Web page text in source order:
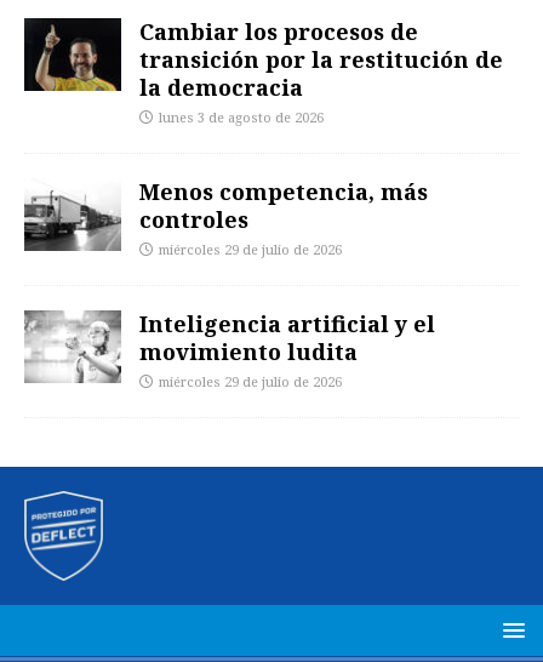
Cambiar los procesos de
transición por la restitución de
la democracia
lunes 3 de agosto de 2026
Menos competencia, más
controles
miércoles 29 de julio de 2026
Inteligencia artificial y el
movimiento ludita
miércoles 29 de julio de 2026